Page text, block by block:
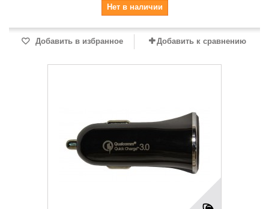
Нет в наличии
Добавить в избранное Добавить к сравнению